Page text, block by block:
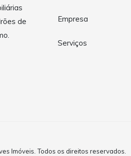
de
Empresa
Serviços
Imóveis. Todos os direitos reservados.